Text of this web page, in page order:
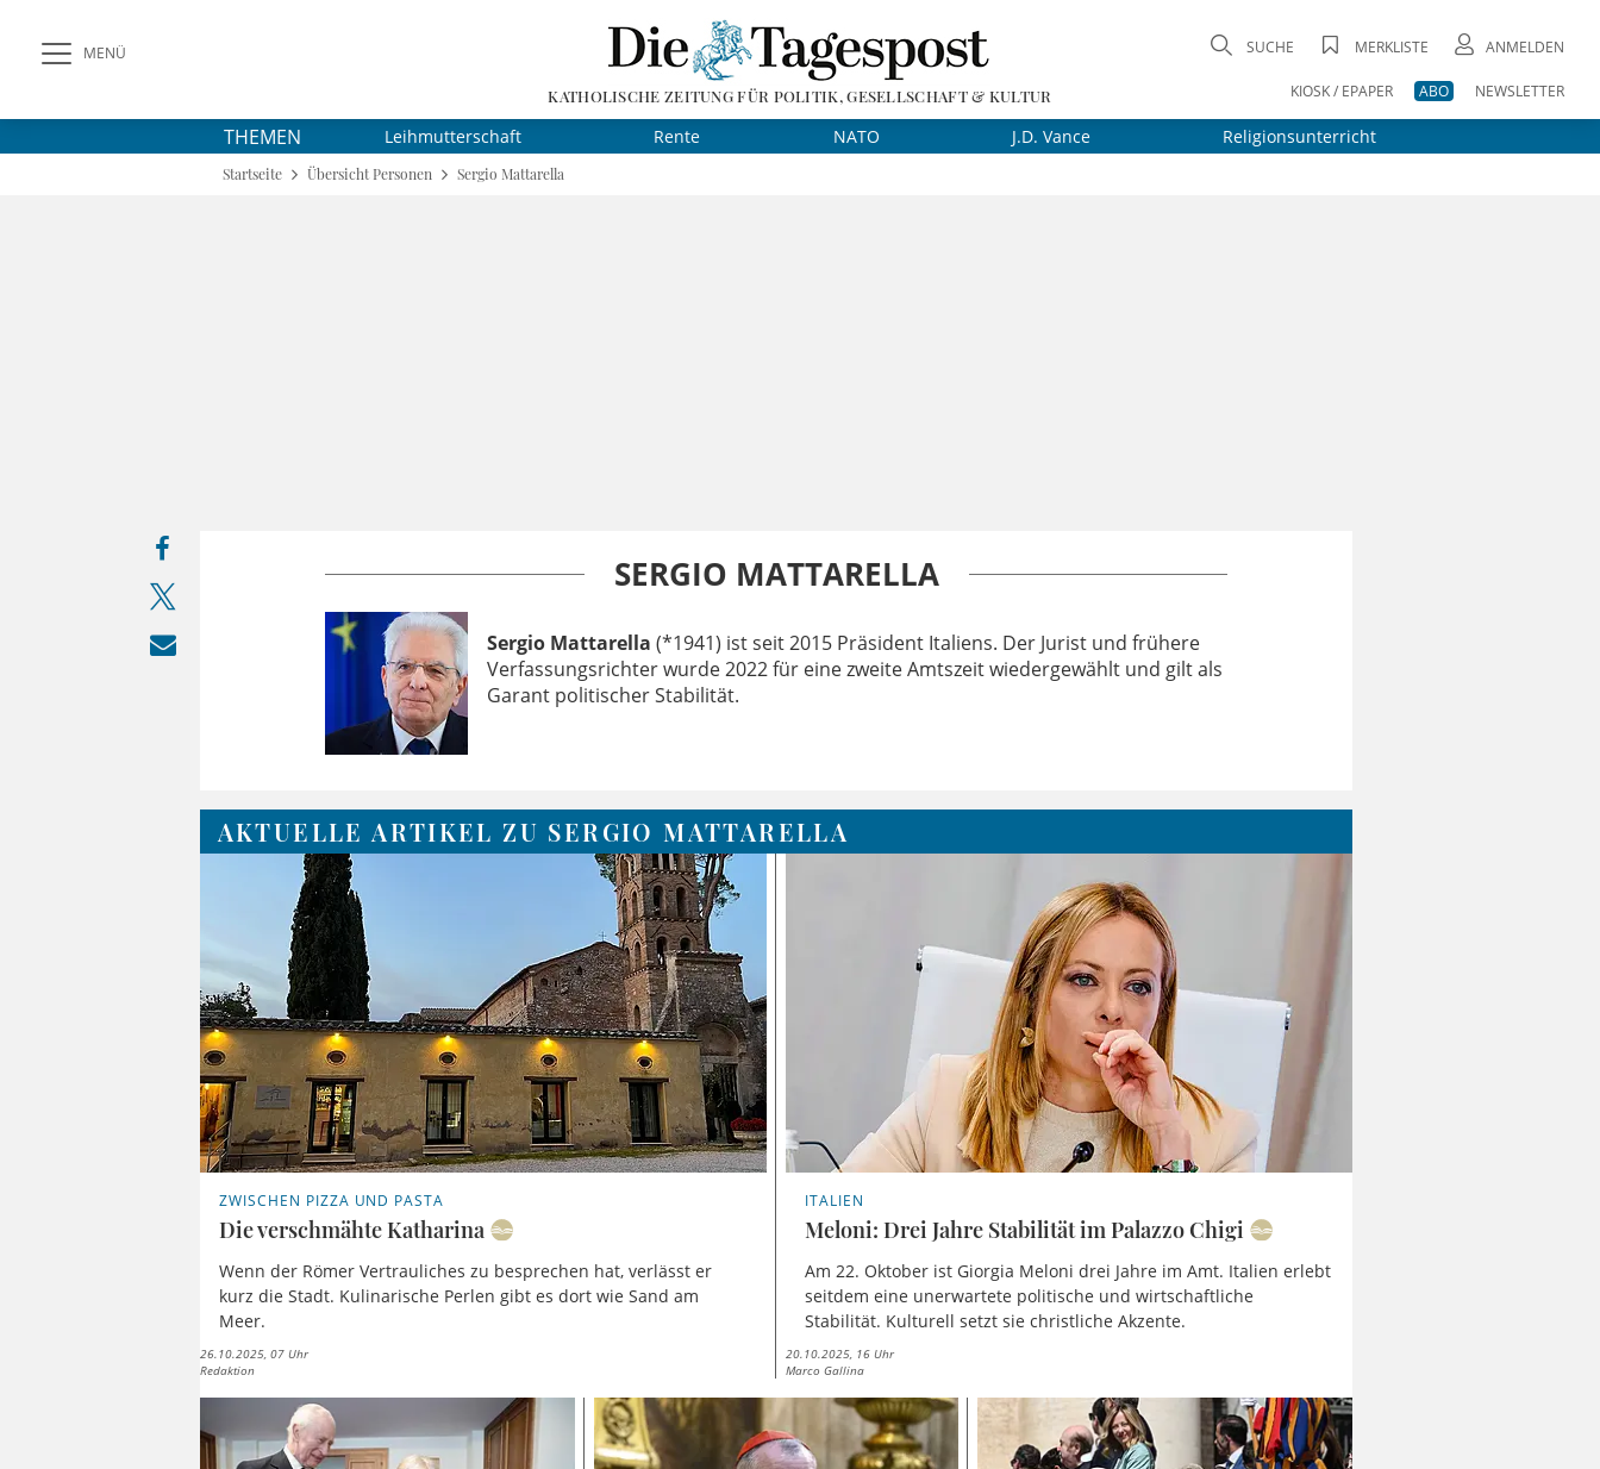
MENÜ
KATHOLISCHE ZEITUNG FÜR POLITIK, GESELLSCHAFT & KULTUR
SUCHE MERKLISTE ANMELDEN
KIOSK / EPAPER ABO NEWSLETTER
THEMEN Leihmutterschaft Rente NATO J.D. Vance Religionsunterricht
Startseite Übersicht Personen Sergio Mattarella
SERGIO MATTARELLA
Sergio Mattarella (*1941) ist seit 2015 Präsident Italiens. Der Jurist und frühere
Verfassungsrichter wurde 2022 für eine zweite Amtszeit wiedergewählt und gilt als
Garant politischer Stabilität. ​
AKTUELLE ARTIKEL ZU SERGIO MATTARELLA
ZWISCHEN PIZZA UND PASTA
Die verschmähte Katharina
Wenn der Römer Vertrauliches zu besprechen hat, verlässt er
kurz die Stadt. Kulinarische Perlen gibt es dort wie Sand am
Meer.
26.10.2025, 07 Uhr
Redaktion
ITALIEN
Meloni: Drei Jahre Stabilität im Palazzo Chigi
Am 22. Oktober ist Giorgia Meloni drei Jahre im Amt. Italien erlebt
seitdem eine unerwartete politische und wirtschaftliche
Stabilität. Kulturell setzt sie christliche Akzente.
20.10.2025, 16 Uhr
Marco Gallina